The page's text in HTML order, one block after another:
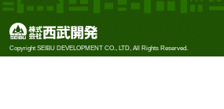
株式会社西武開発
Copyright SEIBU DEVELOPMENT CO., LTD, All Rights Reserved.